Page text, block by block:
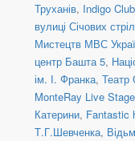
Труханів, Indigo Club
вулиці Січових
Мистецтв МВС
центр Башта 5,
ім. І. Франка, Театр
MonteRay Live Stage
Катерини, Fantastic
Т.Г.Шевченка,